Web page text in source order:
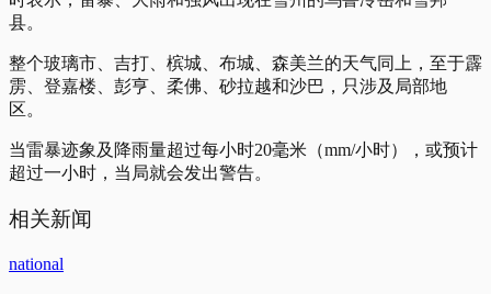
县。
整个玻璃市、吉打、槟城、布城、森美兰的天气同上，至于霹
雳、登嘉楼、彭亨、柔佛、砂拉越和沙巴，只涉及局部地
区。
当雷暴迹象及降雨量超过每小时20毫米（mm/小时），或预计
超过一小时，当局就会发出警告。
相关新闻
national